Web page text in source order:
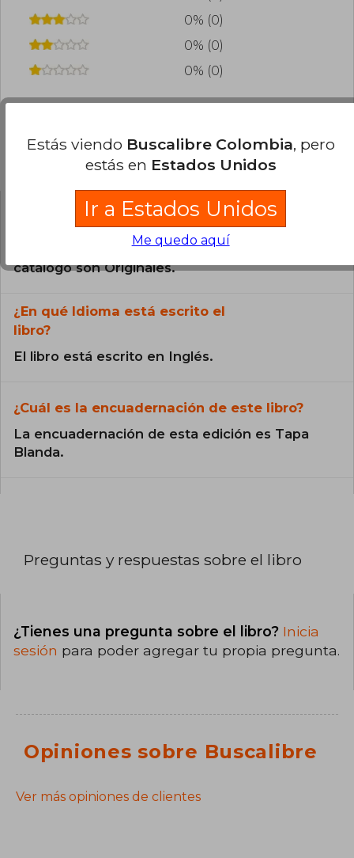
0% (0)
0% (0)
0% (0)
Preguntas frecuentes sobre el libro
¿El libro es original?
Todos los libros de nuestro
catálogo son Originales.
¿En qué Idioma está escrito el
libro?
El libro está escrito en Inglés.
¿Cuál es la encuadernación de este libro?
La encuadernación de esta edición es Tapa
Blanda.
Preguntas y respuestas sobre el libro
¿Tienes una pregunta sobre el libro? Inicia
sesión para poder agregar tu propia pregunta.
Opiniones sobre Buscalibre
Ver más opiniones de clientes
Estás viendo Buscalibre Colombia, pero
estás en Estados Unidos
Ir a Estados Unidos
Me quedo aquí